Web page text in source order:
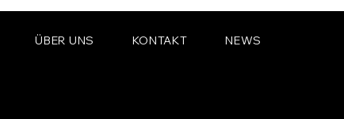
ÜBER UNS KONTAKT NEWS